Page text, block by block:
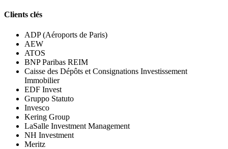
Clients clés
ADP (Aéroports de Paris)
AEW
ATOS
BNP Paribas REIM
Caisse des Dépôts et Consignations Investissement
Immobilier
EDF Invest
Gruppo Statuto
Invesco
Kering Group
LaSalle Investment Management
NH Investment
Meritz